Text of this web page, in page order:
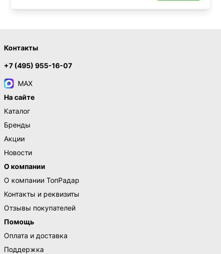
Контакты
+7 (495) 955-16-07
MAX
На сайте
Каталог
Бренды
Акции
Новости
О компании
О компании ТопРадар
Контакты и реквизиты
Отзывы покупателей
Помощь
Оплата и доставка
Поддержка